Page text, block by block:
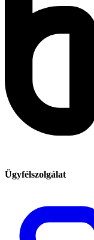
Ügyfélszolgálat